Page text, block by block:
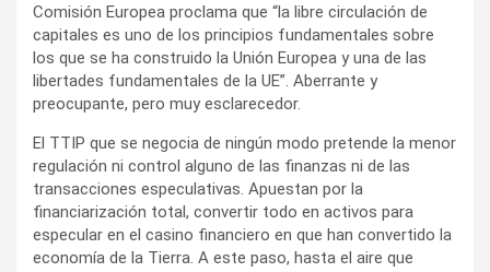
Comisión Europea proclama que “la libre circulación de
capitales es uno de los principios fundamentales sobre
los que se ha construido la Unión Europea y una de las
libertades fundamentales de la UE”. Aberrante y
preocupante, pero muy esclarecedor.
El TTIP que se negocia de ningún modo pretende la menor
regulación ni control alguno de las finanzas ni de las
transacciones especulativas. Apuestan por la
financiarización total, convertir todo en activos para
especular en el casino financiero en que han convertido la
economía de la Tierra. A este paso, hasta el aire que